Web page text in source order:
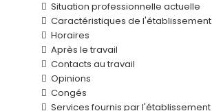
Situation professionnelle actuelle
Caractéristiques de l'établissement
Horaires
Après le travail
Contacts au travail
Opinions
Congés
Services fournis par l'établissement